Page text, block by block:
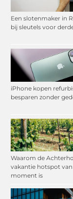
Een slotenmaker in
bij sleutels voor
iPhone kopen
besparen zonder
Waarom de
vakantie hotspot
moment is